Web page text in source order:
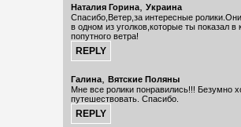
Наталия Горина, Украина
Спасибо,Ветер,за интересные
в одном из уголков,которые ты показал
попутного ветра!
Галина, Вятские Поляны
Мне все ролики понравились!!! Безумно
путешествовать. Спасибо.